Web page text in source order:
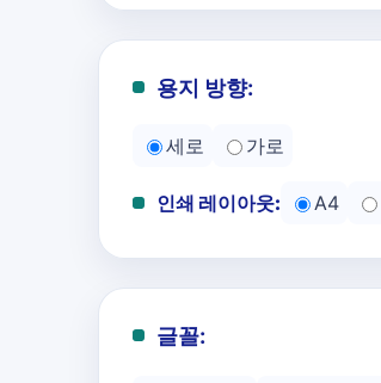
용지 방향:
세로 가로
인쇄 레이아웃: A4
글꼴: